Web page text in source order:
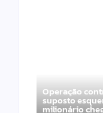
Operação
suposto
milionário